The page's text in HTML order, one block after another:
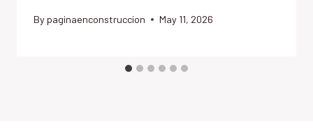
By paginaenconstruccion May 11, 2026